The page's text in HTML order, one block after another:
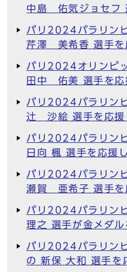
中島 佑気ジョセフ
パリ2024パラリン
芹澤 美希香 選手を
パリ2024オリンピ
田中 佑美 選手を応
パリ2024パラリン
辻 沙絵 選手を応援
パリ2024パラリン
日向 楓 選手を応援
パリ2024パラリン
瀬賀 亜希子 選手を
パリ2024パラリン
理之 選手が金メダル
パリ2024パラリン
の 新保 大和 選手を